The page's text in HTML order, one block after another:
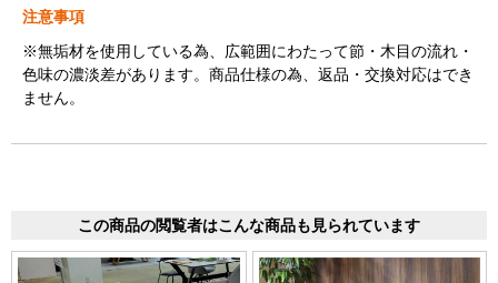
注意事項
※無垢材を使用している為、広範囲にわたって節・木目の流れ・
色味の濃淡差があります。商品仕様の為、返品・交換対応はでき
ません。
この商品の閲覧者はこんな商品も見られています